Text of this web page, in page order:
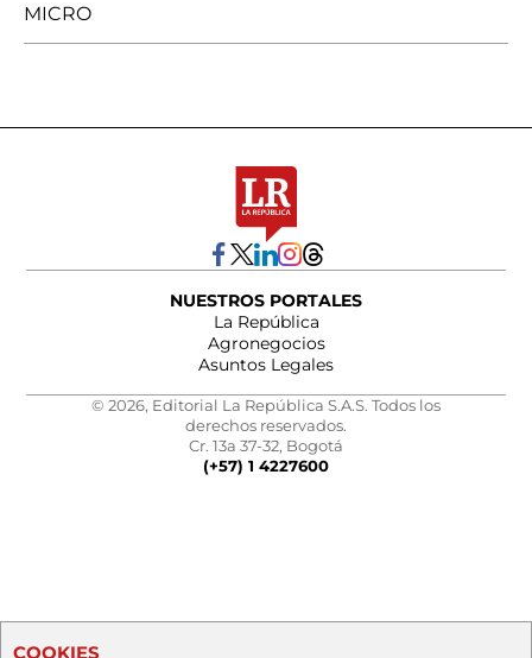
MICRO
NUESTROS PORTALES
La República
Agronegocios
Asuntos Legales
© 2026, Editorial La República S.A.S. Todos los
derechos reservados.
Cr. 13a 37-32, Bogotá
(+57) 1 4227600
COOKIES